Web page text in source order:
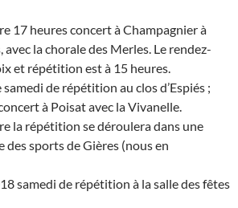
17 heures concert à Champagnier à
avec la chorale des Merles. Le rendez-
et répétition est à 15 heures.
de répétition au clos d’Espiés ;
à Poisat avec la Vivanelle.
la répétition se déroulera dans une
des sports de Gières (nous en
samedi de répétition à la salle des fêtes